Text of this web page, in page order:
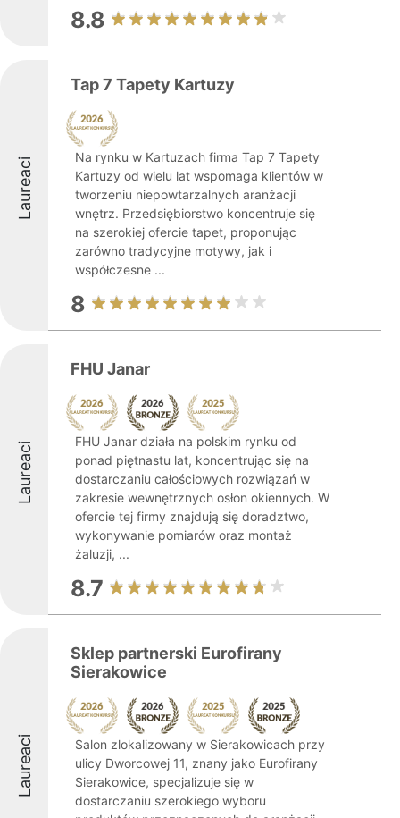
8.8
Laureaci
Tap 7 Tapety Kartuzy
Na rynku w Kartuzach firma Tap 7 Tapety
Kartuzy od wielu lat wspomaga klientów w
tworzeniu niepowtarzalnych aranżacji
wnętrz. Przedsiębiorstwo koncentruje się
na szerokiej ofercie tapet, proponując
zarówno tradycyjne motywy, jak i
współczesne ...
8
Laureaci
FHU Janar
FHU Janar działa na polskim rynku od
ponad piętnastu lat, koncentrując się na
dostarczaniu całościowych rozwiązań w
zakresie wewnętrznych osłon okiennych. W
ofercie tej firmy znajdują się doradztwo,
wykonywanie pomiarów oraz montaż
żaluzji, ...
8.7
Laureaci
Sklep partnerski Eurofirany
Sierakowice
Salon zlokalizowany w Sierakowicach przy
ulicy Dworcowej 11, znany jako Eurofirany
Sierakowice, specjalizuje się w
dostarczaniu szerokiego wyboru